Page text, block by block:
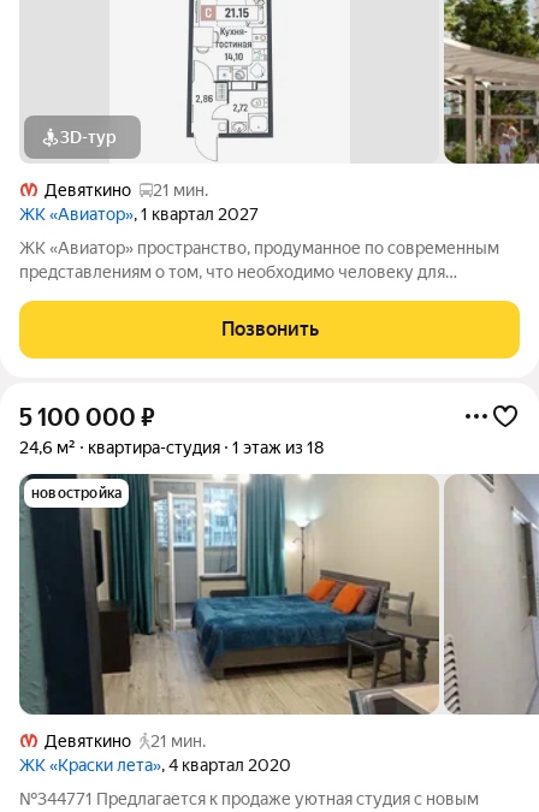
3D-тур
Девяткино
21 мин.
ЖК «Авиатор», 1 квартал 2027
ЖК «Авиатор» пространство, продуманное по современным
представлениям о том, что необходимо человеку для
архитектура сочетает плавные изгибы фасадов и благородную
цветовую палитру. Особенность комплекса
Позвонить
5 100 000 ₽
24,6 м² квартира-студия 1 этаж из 18
новостройка
Девяткино
21 мин.
ЖК «Краски лета», 4 квартал 2020
№344771 Предлагается к продаже уютная студия с новым